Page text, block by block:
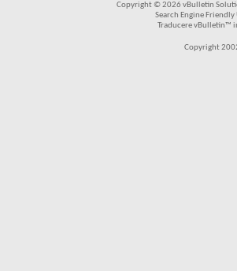
Copyright © 2026 vBulletin
Search Engine Friendly
Traducere vBulletin™
Copyright